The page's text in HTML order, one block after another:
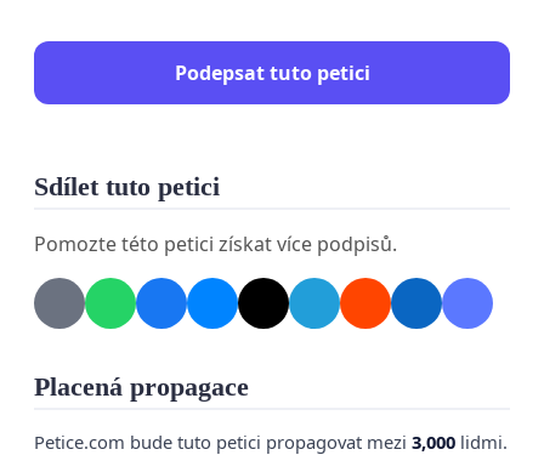
Podepsat tuto petici
Sdílet tuto petici
Pomozte této petici získat více podpisů.
Placená propagace
Petice.com bude tuto petici propagovat mezi 3,000 lidmi.